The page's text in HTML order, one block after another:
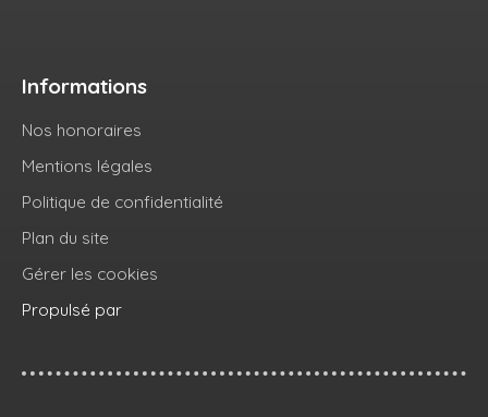
Informations
Nos honoraires
Mentions légales
Politique de confidentialité
Plan du site
Gérer les cookies
Propulsé par